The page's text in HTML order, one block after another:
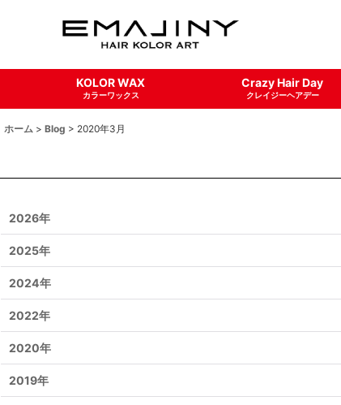
KOLOR WAX
カラーワックス
Crazy Hair Day
クレイジーヘアデー
ホーム > Blog > 2020年3月
2026年
2025年
2024年
2022年
2020年
2019年